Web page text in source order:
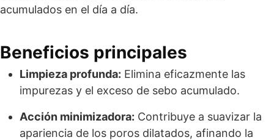
acumulados en el día a día.
Beneficios principales
Limpieza profunda: Elimina eficazmente las
impurezas y el exceso de sebo acumulado.
Acción minimizadora: Contribuye a suavizar la
apariencia de los poros dilatados, afinando la